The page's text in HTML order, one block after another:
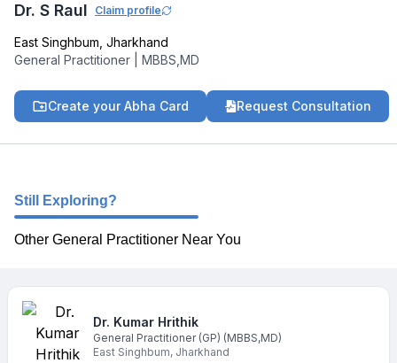
Dr. S Raul Claim profile
East Singhbum Jharkhand
General Practitioner
MBBS,MD
Create your Abha Card Request Consultation
Still Exploring?
Other General Practitioner Near You
Dr. Kumar Hrithik
General Practitioner (GP) (MBBS,MD)
East Singhbum, Jharkhand